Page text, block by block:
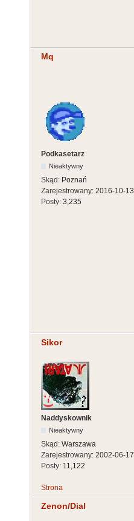
Mq
Podkasetarz
Nieaktywny
Skąd: Poznań
Zarejestrowany: 2016-10-13
Posty: 3,235
Sikor
Naddyskownik
Nieaktywny
Skąd: Warszawa
Zarejestrowany: 2002-06-17
Posty: 11,122
Strona
Zenon/Dial